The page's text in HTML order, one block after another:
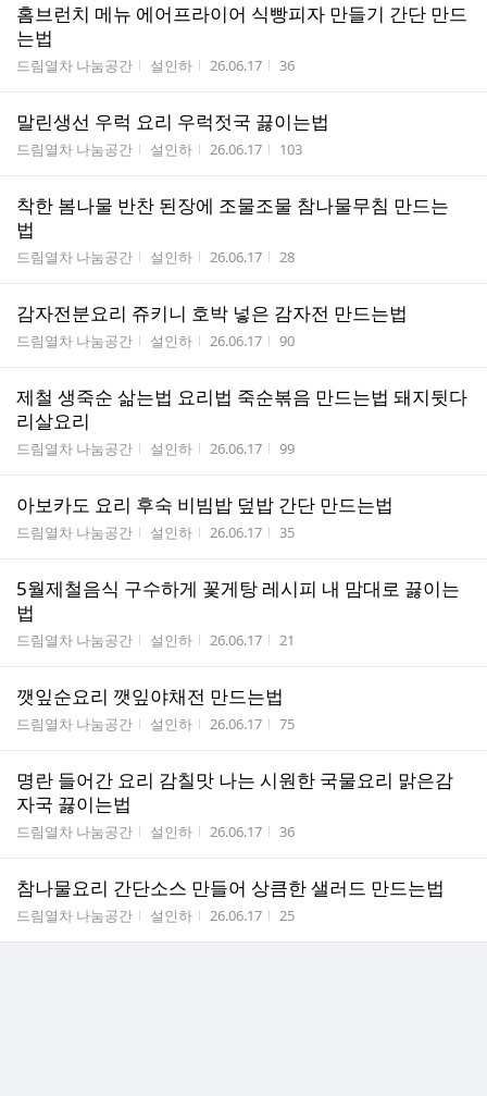
홈브런치 메뉴 에어프라이어 식빵피자 만들기 간단 만드
는법
게시판명
드림열차 나눔공간 작성자
설인하 작성시간
26.06.17 조회수
36
말린생선 우럭 요리 우럭젓국 끓이는법
게시판명
드림열차 나눔공간 작성자
설인하 작성시간
26.06.17 조회수
103
착한 봄나물 반찬 된장에 조물조물 참나물무침 만드는
법
게시판명
드림열차 나눔공간 작성자
설인하 작성시간
26.06.17 조회수
28
감자전분요리 쥬키니 호박 넣은 감자전 만드는법
게시판명
드림열차 나눔공간 작성자
설인하 작성시간
26.06.17 조회수
90
제철 생죽순 삶는법 요리법 죽순볶음 만드는법 돼지뒷다
리살요리
게시판명
드림열차 나눔공간 작성자
설인하 작성시간
26.06.17 조회수
99
아보카도 요리 후숙 비빔밥 덮밥 간단 만드는법
게시판명
드림열차 나눔공간 작성자
설인하 작성시간
26.06.17 조회수
35
5월제철음식 구수하게 꽃게탕 레시피 내 맘대로 끓이는
법
게시판명
드림열차 나눔공간 작성자
설인하 작성시간
26.06.17 조회수
21
깻잎순요리 깻잎야채전 만드는법
게시판명
드림열차 나눔공간 작성자
설인하 작성시간
26.06.17 조회수
75
명란 들어간 요리 감칠맛 나는 시원한 국물요리 맑은감
자국 끓이는법
게시판명
드림열차 나눔공간 작성자
설인하 작성시간
26.06.17 조회수
36
참나물요리 간단소스 만들어 상큼한 샐러드 만드는법
게시판명
드림열차 나눔공간 작성자
설인하 작성시간
26.06.17 조회수
25